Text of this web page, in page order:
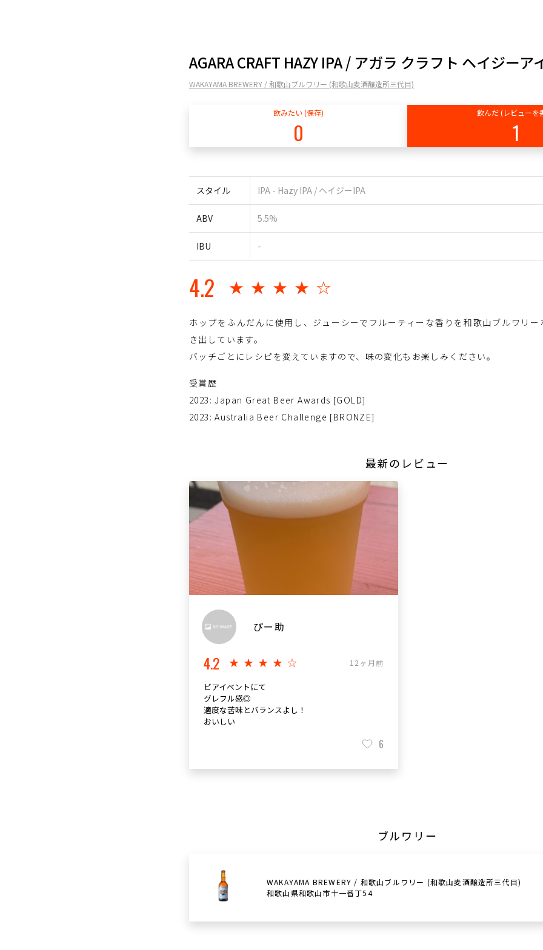
AGARA CRAFT HAZY IPA / アガラ クラフト ヘイジーア
WAKAYAMA BREWERY / 和歌山ブルワリー (和歌山麦酒醸造所三代目)
飲みたい (保存)
0
飲んだ (レビューを
1
スタイル IPA - Hazy IPA / ヘイジーIPA
ABV 5.5%
IBU -
4.2 ★★★★☆
ホップをふんだんに使用し、ジューシーでフルーティーな香りを和歌山ブルワリー
き出しています。
バッチごとにレシピを変えていますので、味の変化もお楽しみください。
受賞歴
2023: Japan Great Beer Awards [GOLD]
2023: Australia Beer Challenge [BRONZE]
最新のレビュー
ぴー助
4.2 ★★★★☆ 12ヶ月前
ビアイベントにて
グレフル感◎
適度な苦味とバランスよし！
おいしい
6
ブルワリー
WAKAYAMA BREWERY / 和歌山ブルワリー (和歌山麦酒醸造所三代目)
和歌山県和歌山市十一番丁54